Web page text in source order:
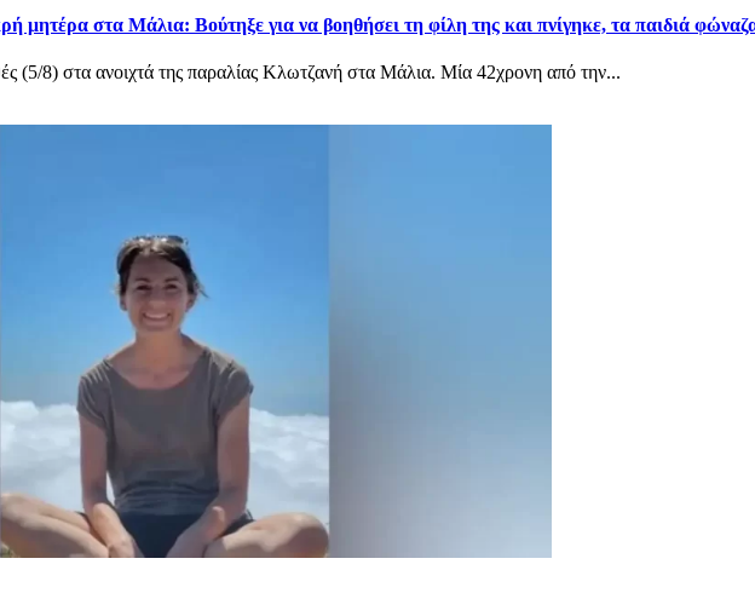
μητέρα στα Μάλια: Βούτηξε για να βοηθήσει τη φίλη της και πνίγηκε, τα παιδιά
(5/8) στα ανοιχτά της παραλίας Κλωτζανή στα Μάλια. Μία 42χρονη από την...